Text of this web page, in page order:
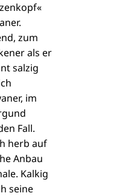
zum
als er
salzig
im
Fall.
herb auf
Anbau
Kalkig
seine